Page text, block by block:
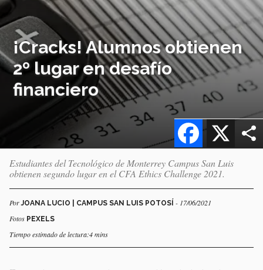
¡Cracks! Alumnos obtienen
2º lugar en desafío
financiero
X
Facebook
Estudiantes del Tecnológico de Monterrey Campus San Luis
obtienen segundo lugar en el CFA Ethics Challenge 2021.
PorJOANA LUCIO | CAMPUS SAN LUIS POTOSÍ - 17/06/2021
Fotos PEXELS
Tiempo estimado de lectura:4 mins